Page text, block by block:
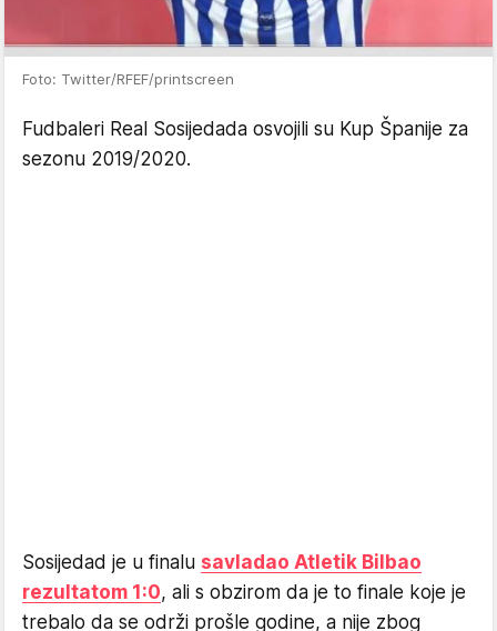
Foto: Twitter/RFEF/printscreen
Fudbaleri Real Sosijedada osvojili su Kup Španije za
sezonu 2019/2020.
Sosijedad je u finalu savladao Atletik Bilbao
rezultatom 1:0, ali s obzirom da je to finale koje je
trebalo da se održi prošle godine, a nije zbog